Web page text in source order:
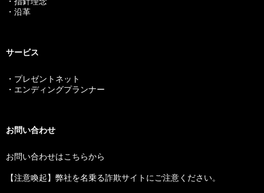
・沿革
サービス
・プレゼントネット
・エンディングプランナー
お問い合わせ
お問い合わせはこちらから
【注意喚起】弊社を名乗る詐欺サイトにご注意ください。